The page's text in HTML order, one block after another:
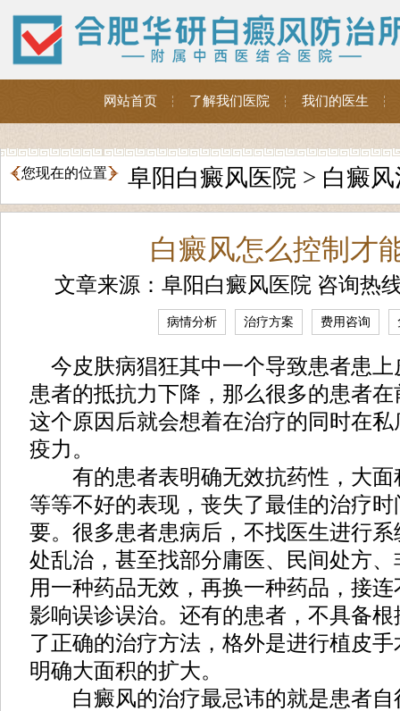
网站首页 了解我们医院 我们的医生
您现在的位置 阜阳白癜风医院 > 白癜
白癜风怎么控制才
文章来源：阜阳白癜风医院 咨询热
病情分析 治疗方案 费用咨询
今皮肤病猖狂其中一个导致患者患上
患者的抵抗力下降，那么很多的患者
这个原因后就会想着在治疗的同时在
疫力。
有的患者表明确无效抗药性，大面
等等不好的表现，丧失了最佳的治疗
要。很多患者患病后，不找医生进行
处乱治，甚至找部分庸医、民间处方
用一种药品无效，再换一种药品，接
影响误诊误治。还有的患者，不具备
了正确的治疗方法，格外是进行植皮
明确大面积的扩大。
白癜风的治疗最忌讳的就是患者自